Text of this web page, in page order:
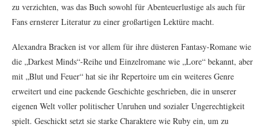
zu verzichten, was das Buch sowohl für Abenteuerlustige als auch für
Fans ernsterer Literatur zu einer großartigen Lektüre macht.
Alexandra Bracken ist vor allem für ihre düsteren Fantasy-Romane wie
die „Darkest Minds“-Reihe und Einzelromane wie „Lore“ bekannt, aber
mit „Blut und Feuer“ hat sie ihr Repertoire um ein weiteres Genre
erweitert und eine packende Geschichte geschrieben, die in unserer
eigenen Welt voller politischer Unruhen und sozialer Ungerechtigkeit
spielt. Geschickt setzt sie starke Charaktere wie Ruby ein, um zu